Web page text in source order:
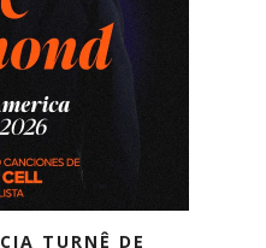
TURNÊ DE